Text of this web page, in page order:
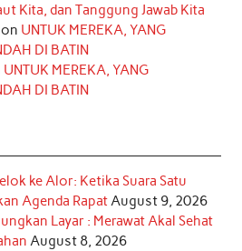
n
Kita, dan Tanggung Jawab Kita
on UNTUK MEREKA, YANG
DI BATIN
UNTUK MEREKA, YANG
DI BATIN
ke Alor: Ketika Suara Satu
Agenda RapatAugust 9, 2026
Layar : Merawat Akal Sehat
August 8, 2026